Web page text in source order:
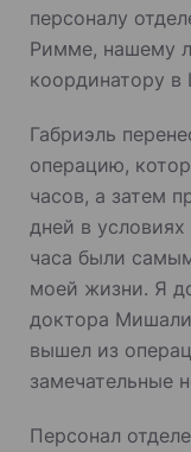
персоналу
Римме, нашему
координатору в
Габриэль
операцию,
часов, а затем
дней в
часа были
моей жизни. Я
доктора Мишали
вышел из
замечательные
Персонал